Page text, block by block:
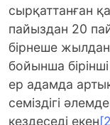
сырқаттанған
пайыздан 20
бірнеше жылдан
бойынша
ер адамда
семіздігі
кездеседі екен